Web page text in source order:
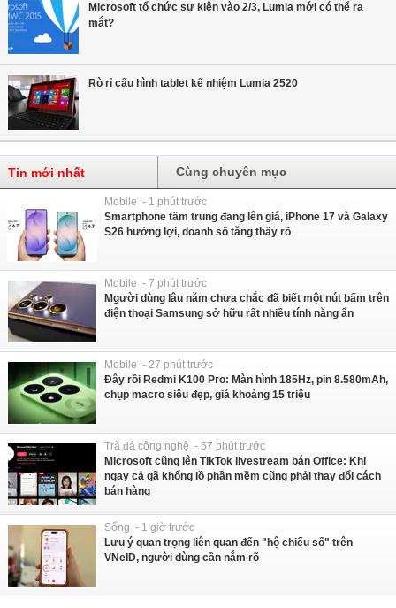
Microsoft tổ chức sự kiện vào 2/3, Lumia mới có thể ra
mắt?
Rò rỉ cấu hình tablet kế nhiệm Lumia 2520
Tin mới nhất Cùng chuyên mục
Mobile - 1 phút trước
Smartphone tầm trung đang lên giá, iPhone 17 và Galaxy
S26 hưởng lợi, doanh số tăng thấy rõ
Mobile - 7 phút trước
Mgười dùng lâu năm chưa chắc đã biết một nút bấm trên
điện thoại Samsung sở hữu rất nhiều tính năng ẩn
Mobile - 27 phút trước
Đây rồi Redmi K100 Pro: Màn hình 185Hz, pin 8.580mAh,
chụp macro siêu đẹp, giá khoảng 15 triệu
Trà đá công nghệ - 57 phút trước
Microsoft cũng lên TikTok livestream bán Office: Khi
ngay cả gã khổng lồ phần mềm cũng phải thay đổi cách
bán hàng
Sống - 1 giờ trước
Lưu ý quan trọng liên quan đến "hộ chiếu số" trên
VNeID, người dùng cần nắm rõ